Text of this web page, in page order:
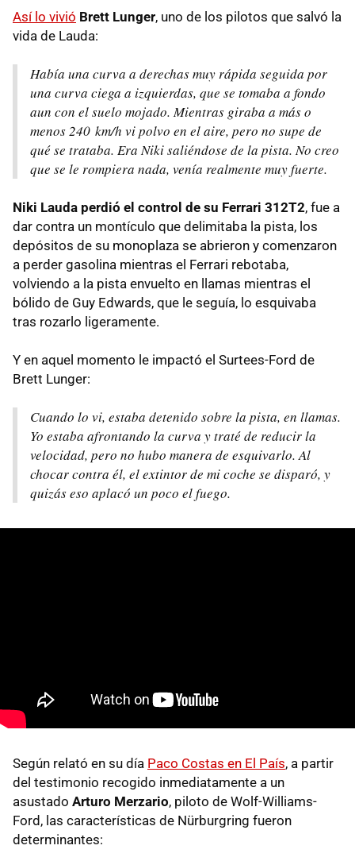
Así lo vivió Brett Lunger, uno de los pilotos que salvó la
vida de Lauda:
Había una curva a derechas muy rápida seguida por
una curva ciega a izquierdas, que se tomaba a fondo
aun con el suelo mojado. Mientras giraba a más o
menos 240 km/h vi polvo en el aire, pero no supe de
qué se trataba. Era Niki saliéndose de la pista. No creo
que se le rompiera nada, venía realmente muy fuerte.
Niki Lauda perdió el control de su Ferrari 312T2, fue a
dar contra un montículo que delimitaba la pista, los
depósitos de su monoplaza se abrieron y comenzaron
a perder gasolina mientras el Ferrari rebotaba,
volviendo a la pista envuelto en llamas mientras el
bólido de Guy Edwards, que le seguía, lo esquivaba
tras rozarlo ligeramente.
Y en aquel momento le impactó el Surtees-Ford de
Brett Lunger:
Cuando lo vi, estaba detenido sobre la pista, en llamas.
Yo estaba afrontando la curva y traté de reducir la
velocidad, pero no hubo manera de esquivarlo. Al
chocar contra él, el extintor de mi coche se disparó, y
quizás eso aplacó un poco el fuego.
Según relató en su día Paco Costas en El País, a partir
del testimonio recogido inmediatamente a un
asustado Arturo Merzario, piloto de Wolf-Williams-
Ford, las características de Nürburgring fueron
determinantes: